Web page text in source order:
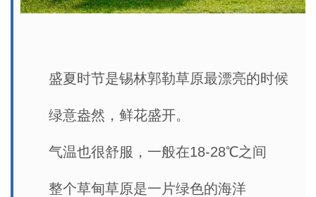
盛夏时节是锡林郭勒草原最漂亮的时候
绿意盎然，鲜花盛开。
气温也很舒服，一般在18-28℃之间
整个草甸草原是一片绿色的海洋